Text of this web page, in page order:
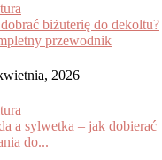
biżuterię do dekoltu?
przewodnik
2026
a sylwetka – jak dobierać
do...